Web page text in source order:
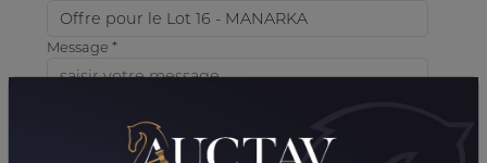
Message *